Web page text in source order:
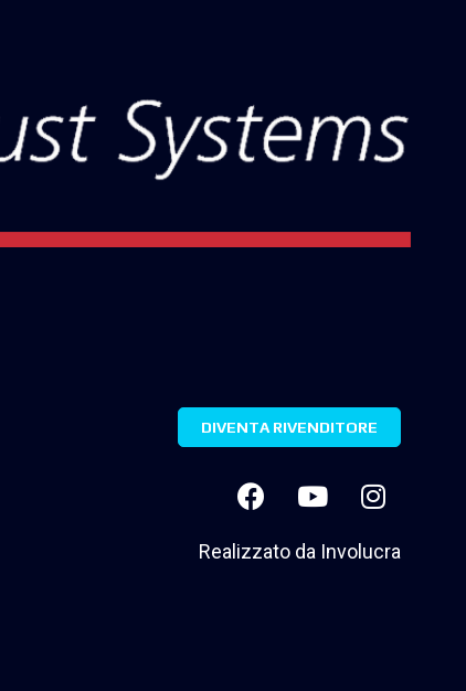
DIVENTA RIVENDITORE
Realizzato da Involucra